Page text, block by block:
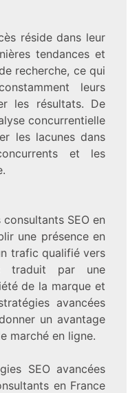
réside dans leur
tendances et
recherche, ce qui
leurs
les résultats. De
concurrentielle
les lacunes dans
et les
SEO en
une présence en
trafic qualifié vers
par une
de la marque et
avancées
un avantage
marché en ligne.
SEO avancées
en France